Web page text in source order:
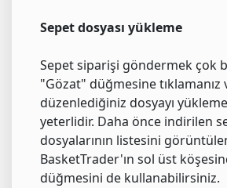
Sepet dosyası yükleme
Sepet siparişi göndermek çok
"Gözat" düğmesine tıklamanız
düzenlediğiniz dosyayı
yeterlidir. Daha önce indirilen
dosyalarının listesini
BasketTrader'ın sol üst
düğmesini de kullanabilirsiniz.